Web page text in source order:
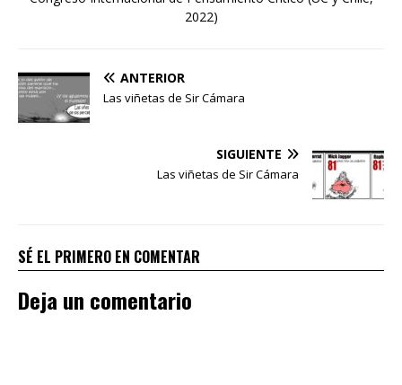
2022)
ANTERIOR
Las viñetas de Sir Cámara
SIGUIENTE
Las viñetas de Sir Cámara
SÉ EL PRIMERO EN COMENTAR
Deja un comentario